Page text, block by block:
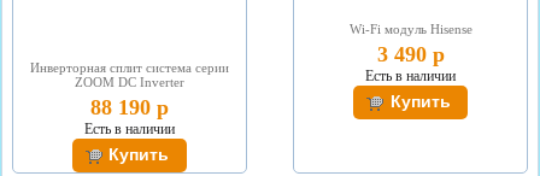
Инверторная сплит система серии
ZOOM DC Inverter
88 190 р
Есть в наличии
Wi-Fi модуль Hisense
3 490 р
Есть в наличии